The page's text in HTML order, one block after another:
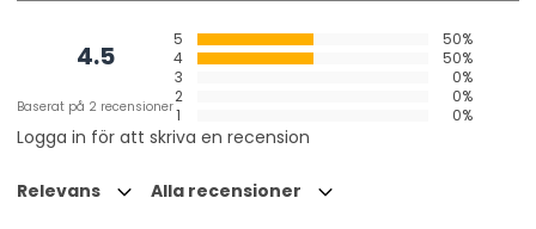
Design För Alla Förare
Som återförsäljare kan du känna dig säker på att
Nuuk E-Line Black är en kostnadseffektiv lösning som
ger nöjda kunder under lång tid framöver. Den
4.5
Baserat på 2 recensioner
5
50%
4
50%
3
0%
2
0%
1
0%
Logga in för att skriva en recension
Relevans Alla recensioner